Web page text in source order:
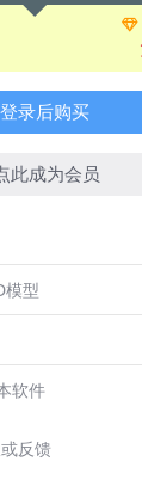
登录后购买
此成为会员
模型
软件
反馈